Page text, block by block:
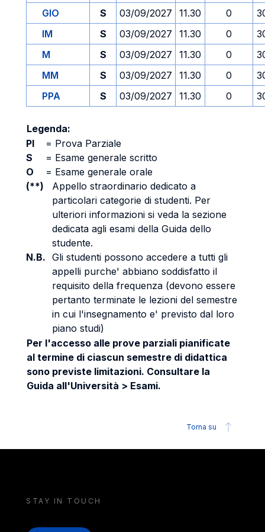
GIO S 03/09/2027 11.30 0
IM
S 03/09/2027 11.30 0
M
S 03/09/2027 11.30 0
MM
S 03/09/2027 11.30 0
PPA
S 03/09/2027 11.30 0
Legenda:
PI
= Prova Parziale
S
= Esame generale scritto
O
= Esame generale orale
(**)
Appello straordinario dedicato a
particolari categorie di studenti. Per
ulteriori informazioni si veda la sezione
dedicata agli esami della Guida dello
studente.
N.B. Gli studenti possono accedere a tutti gli
appelli purche' abbiano soddisfatto il
requisito della frequenza (devono essere
pertanto terminate le lezioni del semestre
in cui l'insegnamento e' previsto dal loro
piano studi)
Per l'accesso alle prove parziali pianificate
al termine di ciascun semestre di didattica
sono previste limitazioni. Consultare la
Guida all'Università > Esami.
Torna su
STAY IN TOUCH